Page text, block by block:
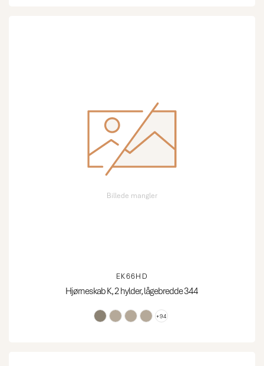
Billede mangler
EK66HD
Hjørneskab K, 2 hylder, lågebredde 344
+94